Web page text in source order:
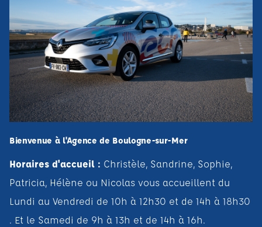
Bienvenue à l'Agence de Boulogne-sur-Mer
Horaires d'accueil : Christèle, Sandrine, Sophie,
Patricia, Hélène ou Nicolas vous accueillent du
Lundi au Vendredi de 10h à 12h30 et de 14h à 18h30
. Et le Samedi de 9h à 13h et de 14h à 16h.